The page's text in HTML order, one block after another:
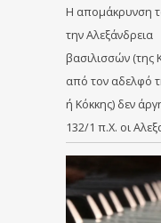
Η απομάκρυνση
την
βασιλισσών (της
από τον αδελφό
ή Κόκκης) δεν
132/1 π.Χ. οι